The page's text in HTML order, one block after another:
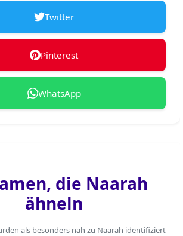
Twitter
Pinterest
WhatsApp
die Naarah
ähneln
als besonders nah zu Naarah identifiziert